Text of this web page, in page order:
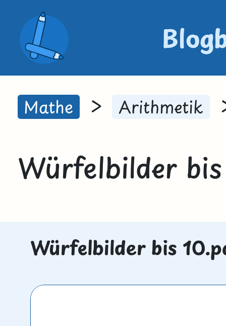
Mathe > Arithmetik
Würfelbilder
Würfelbilder bis